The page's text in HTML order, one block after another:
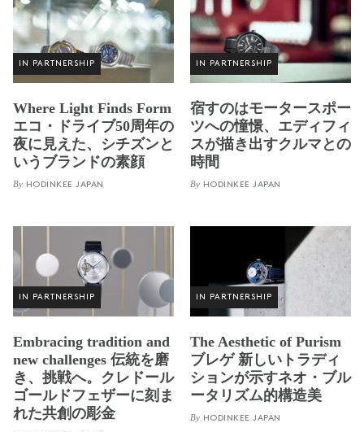
IN PARTNERSHIP
Where Light Finds Form
エコ・ドライブ50周年の
夜に見えた、シチズンと
いうブランドの素顔
By HODINKEE JAPAN
IN PARTNERSHIP
宿すのはモータースポー
ツへの憧憬、エディフィ
スが描き出すクルマとの
時間
By HODINKEE JAPAN
IN PARTNERSHIP
Embracing tradition and
new challenges 伝統を磨
き、挑戦へ。クレドール
ゴールドフェザーに刻ま
れた共創の彫金
IN PARTNERSHIP
The Aesthetic of Purism
ブレゲ 新しいトラディ
ションが示すネオ・ブル
ータリズム的構造美
By HODINKEE JAPAN